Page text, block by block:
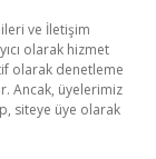
ve İletişim
olarak hizmet
olarak denetleme
Ancak, üyelerimiz
siteye üye olarak